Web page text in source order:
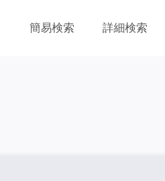
簡易検索 詳細検索